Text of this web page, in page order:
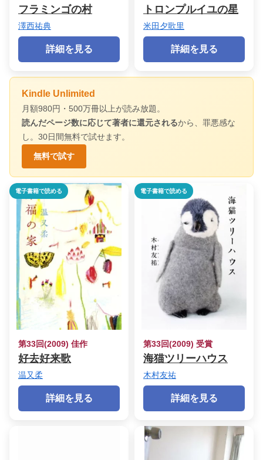
フラミンゴの村
澤西祐典
詳細を見る
トロンプルイユの星
米田夕歌里
詳細を見る
Kindle Unlimited
月額980円・500万冊以上が読み放題。
読んだページ数に応じて著者に還元されるから、罪悪感な
し。30日間無料で試せます。
無料で試す
電子書籍で読める
第33回(2009) 佳作
好去好来歌
温又柔
詳細を見る
電子書籍で読める
第33回(2009) 受賞
海猫ツリーハウス
木村友祐
詳細を見る